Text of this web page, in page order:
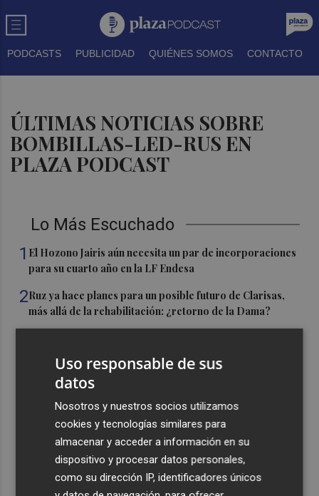
PODCASTS PUBLICIDAD QUIÉNES SOMOS CONTACTO
ÚLTIMAS NOTICIAS SOBRE
BOMBILLAS-LED-RUS EN
PLAZA PODCAST
Lo Más Escuchado
1 El Hozono Jairis aún necesita un par de incorporaciones
para su cuarto año en la LF Endesa
2Ruz ya hace planes para un posible futuro de Clarisas,
más allá de la rehabilitación: ¿retorno de la Dama?
Castelló apuesta por convertir el eclipse en un referente
El Villarreal anuncia a sus seis capitanes: Gerard
Moreno, Foyth, Comesaña, Ayoze, Cardona y Logan
Costa
Uso responsable de sus
datos
Nosotros y nuestros socios utilizamos
cookies y tecnologías similares para
almacenar y acceder a información en su
dispositivo y procesar datos personales,
como su dirección IP, identificadores únicos